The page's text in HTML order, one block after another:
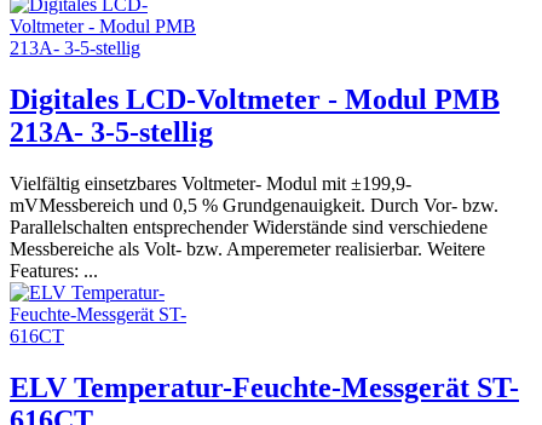
Digitales LCD-Voltmeter - Modul PMB
213A- 3-5-stellig
Vielfältig einsetzbares Voltmeter- Modul mit ±199,9-
mVMessbereich und 0,5 % Grundgenauigkeit. Durch Vor- bzw.
Parallelschalten entsprechender Widerstände sind verschiedene
Messbereiche als Volt- bzw. Amperemeter realisierbar. Weitere
Features: ...
ELV Temperatur-Feuchte-Messgerät ST-